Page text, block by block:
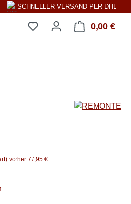
SCHNELLER VERSAND PER DHL
0,00 €
vorher 77,95 €